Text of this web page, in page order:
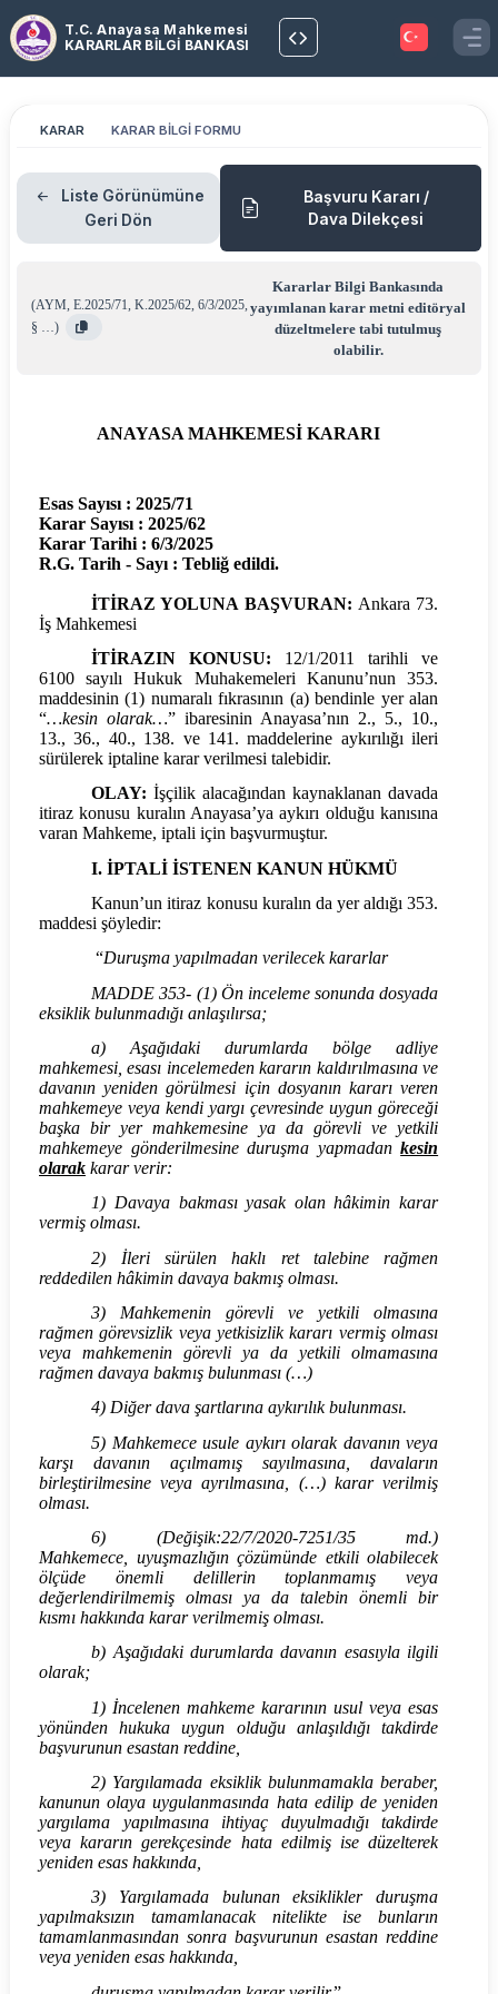
T.C. Anayasa Mahkemesi
KARARLAR BİLGİ BANKASI
KARAR KARAR BİLGİ FORMU
Liste Görünümüne
Geri Dön
Başvuru Kararı /
Dava Dilekçesi
(AYM, E.2025/71, K.2025/62, 6/3/2025,
§ …)
Kararlar Bilgi Bankasında
yayımlanan karar metni editöryal
düzeltmelere tabi tutulmuş
olabilir.